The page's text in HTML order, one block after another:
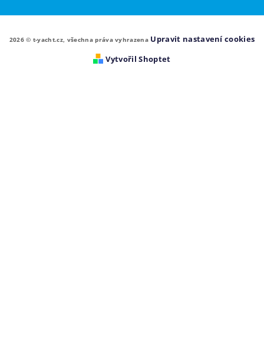
2026 © t-yacht.cz, všechna práva vyhrazena Upravit nastavení cookies
Vytvořil Shoptet